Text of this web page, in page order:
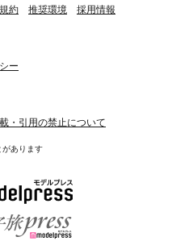
約 推奨環境 採用情報
ー
・引用の禁止について
あります